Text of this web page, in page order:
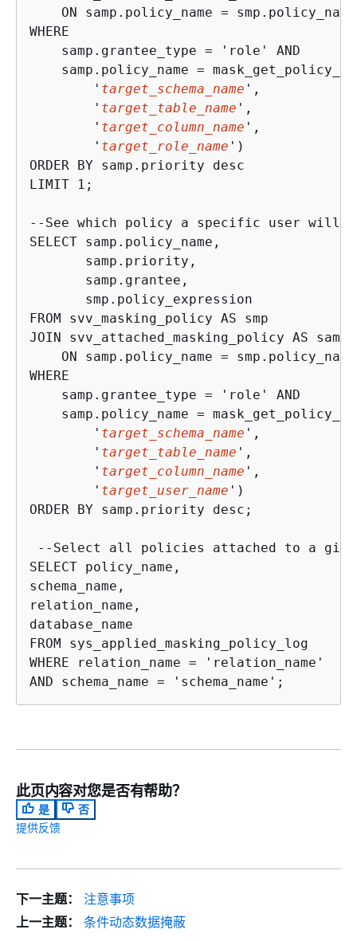
    ON samp.policy_name = smp.policy_name
WHERE
    samp.grantee_type = 'role' AND
samp.policy_name =
        '
target_schema_name ',
        '
target_table_name ',
        '
target_column_name ',
        '
target_role_name ')
ORDER BY samp.priority desc
LIMIT 1;
--See which policy a specific user will
SELECT samp.policy_name,
       samp.priority,
       samp.grantee,
       smp.policy_expression
FROM svv_masking_policy AS smp
JOIN svv_attached_masking_policy AS samp
    ON samp.policy_name = smp.policy_name
WHERE
    samp.grantee_type = 'role' AND
samp.policy_name =
        '
target_schema_name ',
        '
target_table_name ',
        '
target_column_name ',
        '
target_user_name ')
ORDER BY samp.priority desc;
--Select all policies attached to a
SELECT policy_name,
schema_name,
relation_name,
database_name
FROM sys_applied_masking_policy_log
WHERE relation_name = 'relation_name'
AND schema_name = 'schema_name';
此页内容对您是否有帮助？
是
否
提供反馈
下一主题：
注意事项
上一主题：
条件动态数据掩蔽